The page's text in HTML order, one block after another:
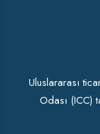
Uluslararası
Odası (ICC)